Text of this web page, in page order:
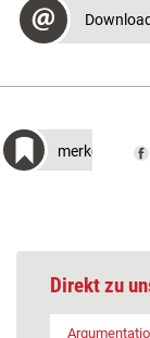
merken
Direkt zu